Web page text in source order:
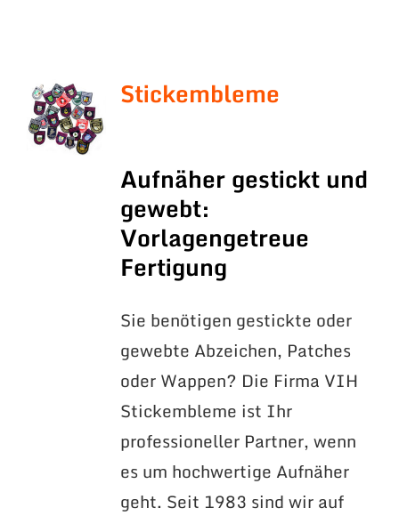
Stickembleme
Aufnäher gestickt und
gewebt:
Vorlagengetreue
Fertigung
Sie benötigen gestickte oder
gewebte Abzeichen, Patches
oder Wappen? Die Firma VIH
Stickembleme ist Ihr
professioneller Partner, wenn
es um hochwertige Aufnäher
geht. Seit 1983 sind wir auf